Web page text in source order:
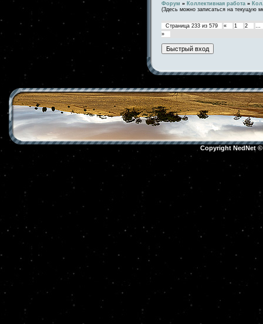
Форум » Коллективная работа »
(Здесь можно записаться на текущую
Страница 233 из 579 « 1 2
…
»
Copyright NedNet